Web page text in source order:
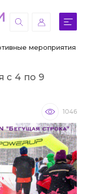
мероприятия
с 4 по 9
1046